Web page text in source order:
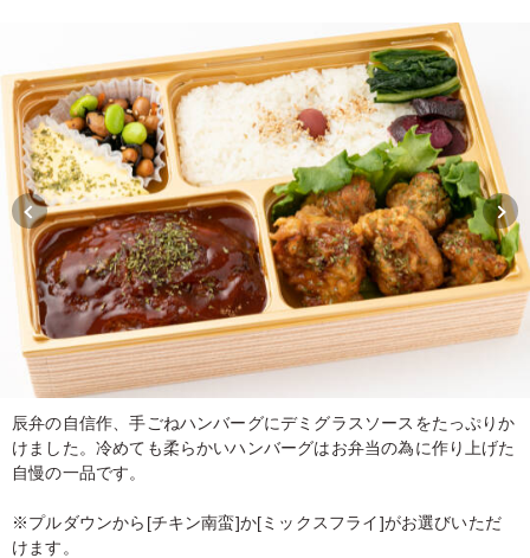
辰弁の自信作、手ごねハンバーグにデミグラスソースをたっぷりか
けました。冷めても柔らかいハンバーグはお弁当の為に作り上げた
自慢の一品です。
※プルダウンから[チキン南蛮]か[ミックスフライ]がお選びいただ
けます。